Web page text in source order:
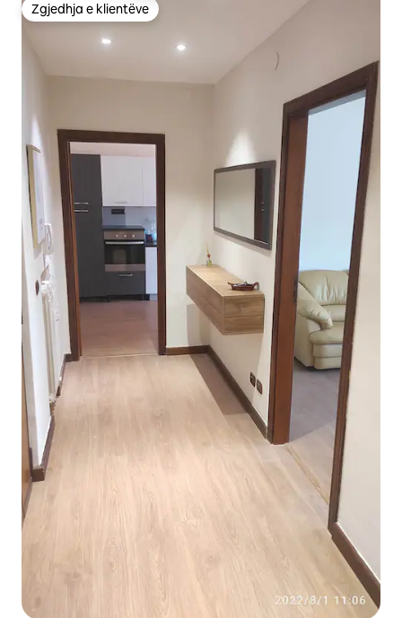
Zgjedhja e klientëve
Zgjedhja e klientëve